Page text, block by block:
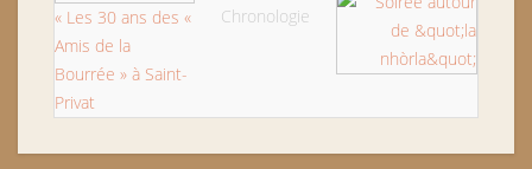
« Les 30 ans des «
Amis de la
Bourrée » à Saint-
Privat
Chronologie